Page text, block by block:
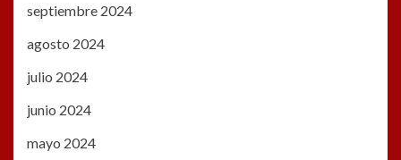
septiembre 2024
agosto 2024
julio 2024
junio 2024
mayo 2024